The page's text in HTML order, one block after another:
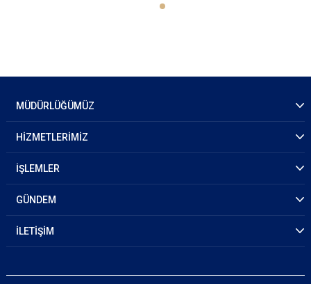
MÜDÜRLÜĞÜMÜZ
HİZMETLERİMİZ
İŞLEMLER
GÜNDEM
İLETİŞİM